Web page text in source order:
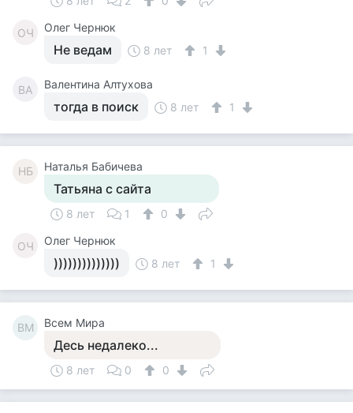
ОЧ Олег Чернюк
Не ведам 8 лет 1
ВА Валентина Алтухова
тогда в поиск 8 лет 1
НБ Наталья Бабичева
Татьяна с сайта
8 лет 1 0
ОЧ Олег Чернюк
)))))))))))))) 8 лет 1
ВМ Всем Мира
Десь недалеко...
8 лет 0 0